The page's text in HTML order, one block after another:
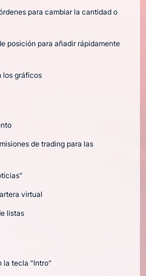
para cambiar la cantidad o
posición para añadir rápidamente
los gráficos
de trading para las
virtual
listas
la tecla "Intro"